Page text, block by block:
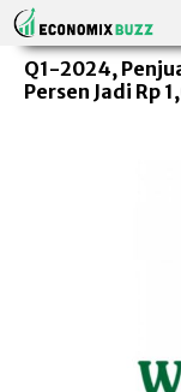
Q1-2024,
Persen Jadi Rp